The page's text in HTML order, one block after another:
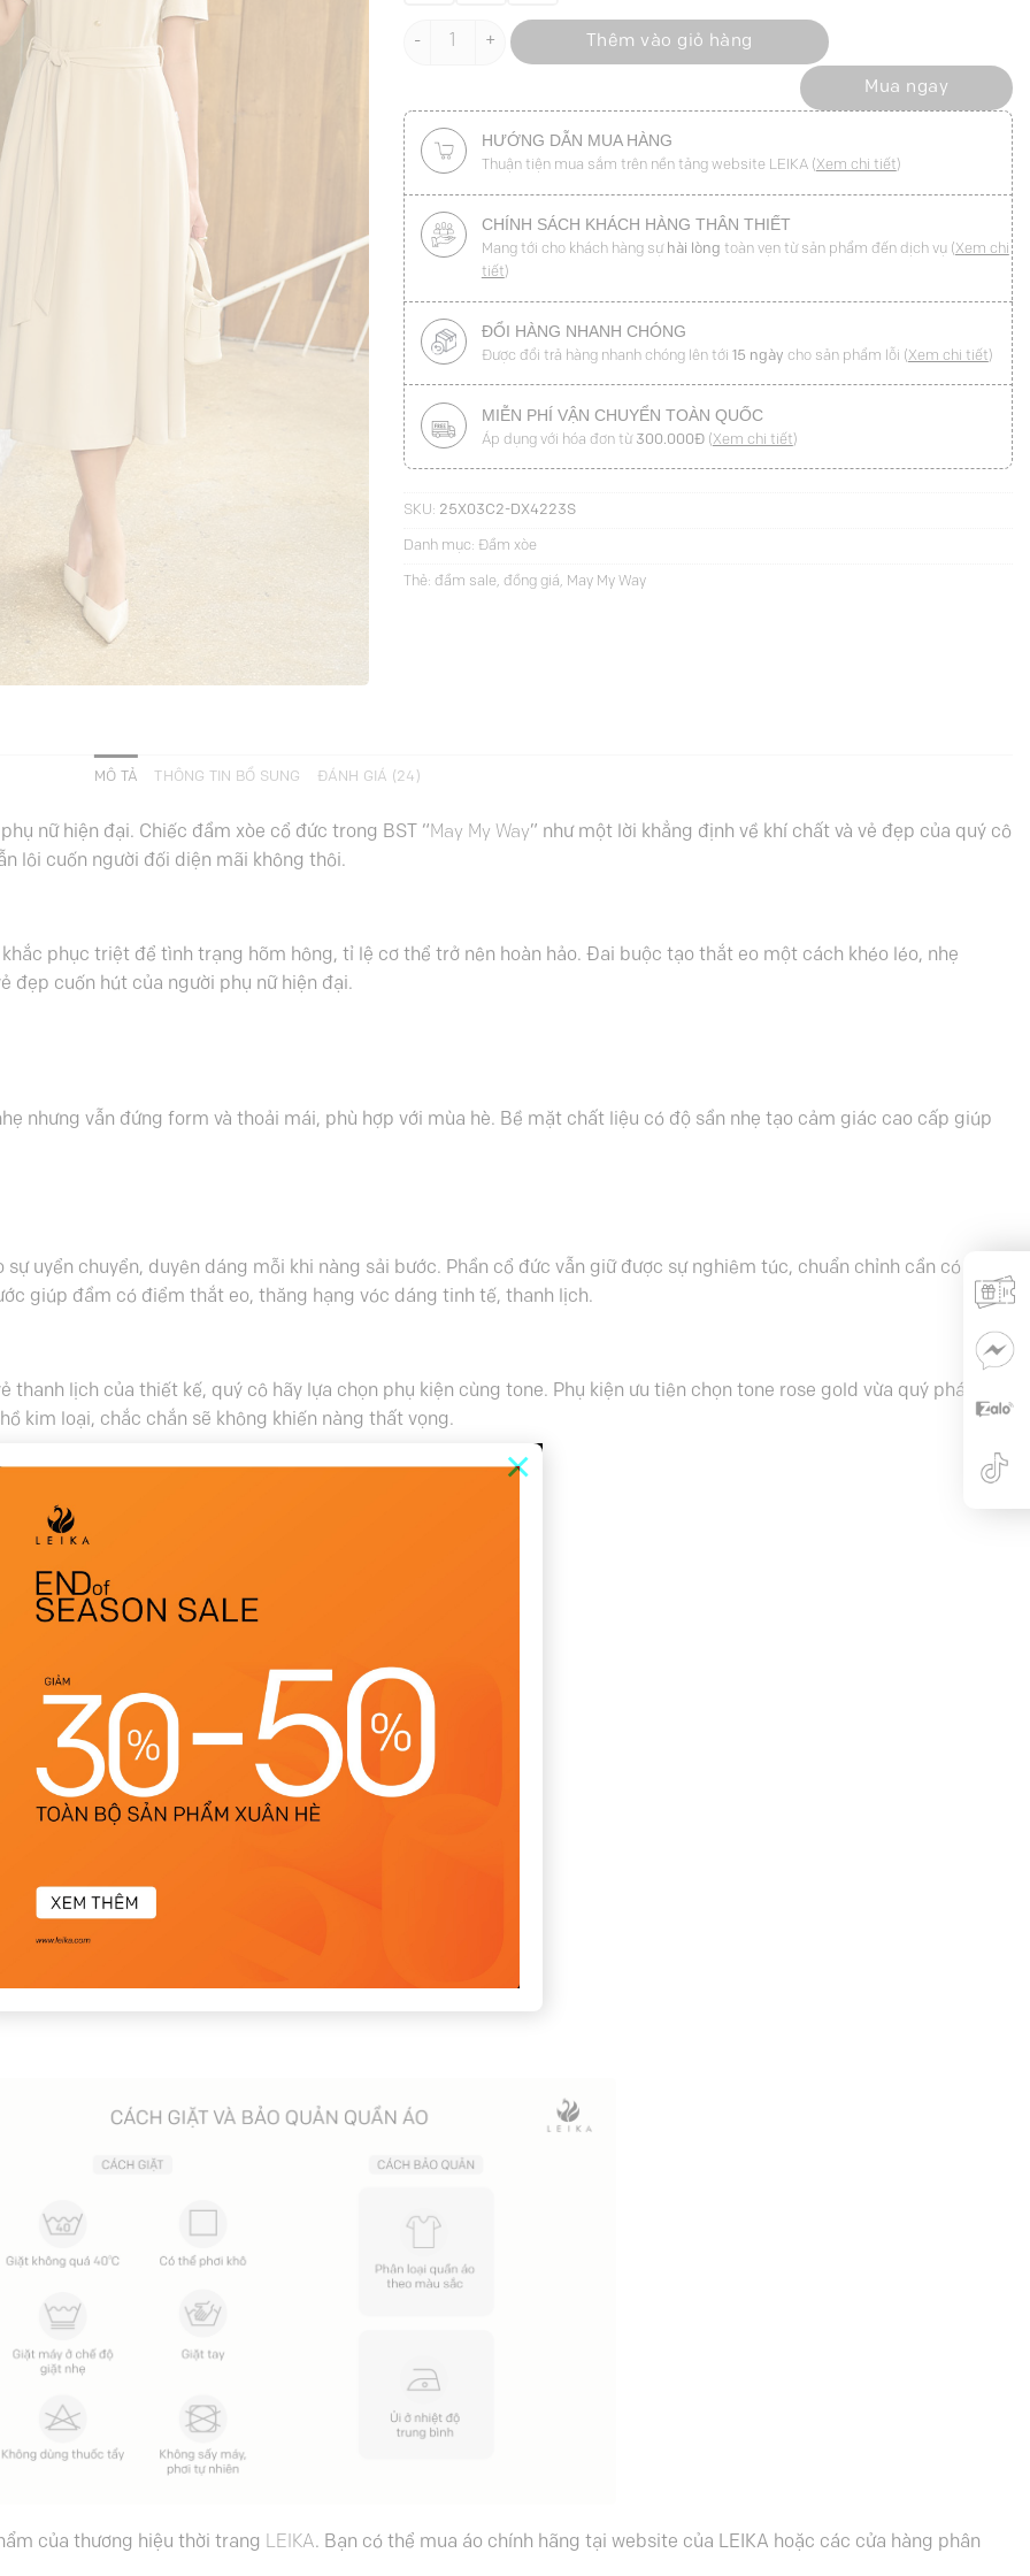
×
Đầm xoè cổ đức nắp túi ngực eo buộc đai số lượng
Thêm vào giỏ hàng
Mua ngay
HƯỚNG DẪN MUA HÀNG
Thuận tiện mua sắm trên nền tảng website LEIKA (Xem chi tiết)
CHÍNH SÁCH KHÁCH HÀNG THÂN THIẾT
Mang tới cho khách hàng sự hài lòng toàn vẹn từ sản phẩm đến dịch vụ (Xem chi
tiết)
ĐỔI HÀNG NHANH CHÓNG
Được đổi trả hàng nhanh chóng lên tới 15 ngày cho sản phẩm lỗi (Xem chi tiết)
MIỄN PHÍ VẬN CHUYỂN TOÀN QUỐC
Áp dụng với hóa đơn từ 300.000Đ(Xem chi tiết)
SKU: 25X03C2-DX4223S
Danh mục: Đầm xòe
Thẻ: đầm sale, đồng giá, May My Way
MÔ TẢ THÔNG TIN BỔ SUNG ĐÁNH GIÁ (24)
nữ hiện đại. Chiếc đầm xòe cổ đức trong BST “ May My Way” như một lời khẳng định về khí chất và vẻ đẹp của quý cô
lôi cuốn người đối diện mãi không thôi.
phục triệt để tình trạng hõm hông, tỉ lệ cơ thể trở nên hoàn hảo. Đai buộc tạo thắt eo một cách khéo léo, nhẹ
đẹp cuốn hút của người phụ nữ hiện đại.
nhưng vẫn đứng form và thoải mái, phù hợp với mùa hè. Bề mặt chất liệu có độ sần nhẹ tạo cảm giác cao cấp giúp
sự uyển chuyển, duyên dáng mỗi khi nàng sải bước. Phần cổ đức vẫn giữ được sự nghiêm túc, chuẩn chỉnh cần có của
giúp đầm có điểm thắt eo, thăng hạng vóc dáng tinh tế, thanh lịch.
thanh lịch của thiết kế, quý cô hãy lựa chọn phụ kiện cùng tone. Phụ kiện ưu tiên chọn tone rose gold vừa quý phái, vừa
kim loại, chắc chắn sẽ không khiến nàng thất vọng.
của thương hiệu thời trang LEIKA. Bạn có thể mua áo chính hãng tại website của LEIKA hoặc các cửa hàng phân